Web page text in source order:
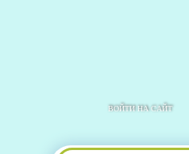
ВОЙТИ НА САЙТ